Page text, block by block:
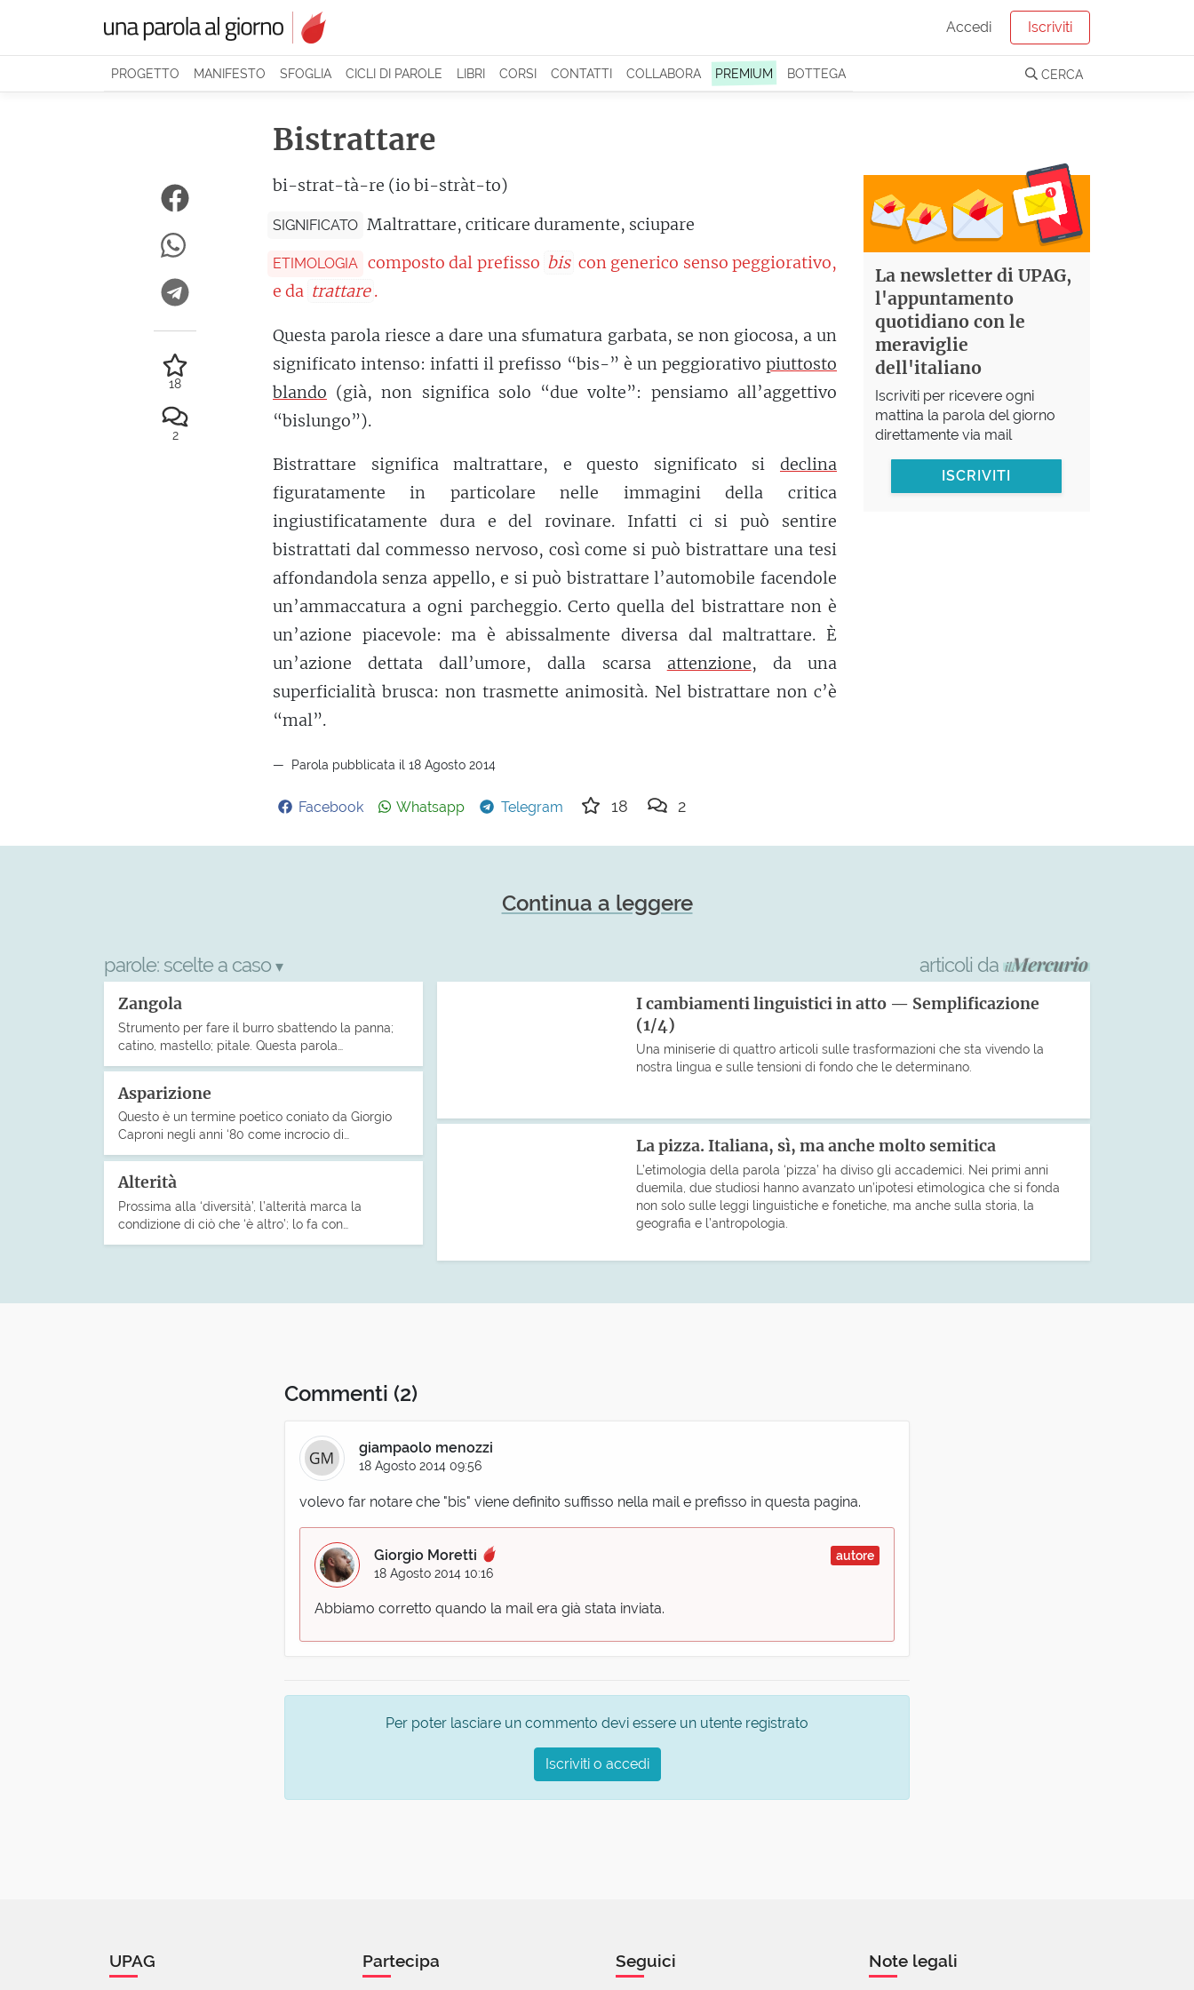
Accedi Iscriviti
PROGETTO MANIFESTO SFOGLIA CICLI DI PAROLE LIBRI CORSI CONTATTI COLLABORA PREMIUM BOTTEGA CERCA
Bistrattare
bi-strat-tà-re (io bi-stràt-to)
SIGNIFICATO Maltrattare, criticare duramente, sciupare
ETIMOLOGIA composto dal prefisso bis con generico senso peggiorativo,
e da trattare .
Questa parola riesce a dare una sfumatura garbata, se non giocosa, a un
significato intenso: infatti il prefisso “bis-” è un peggiorativo piuttosto
blando (già, non significa solo “due volte”: pensiamo all’aggettivo
“bislungo”).
Bistrattare significa maltrattare, e questo significato si declina
figuratamente in particolare nelle immagini della critica
ingiustificatamente dura e del rovinare. Infatti ci si può sentire
bistrattati dal commesso nervoso, così come si può bistrattare una tesi
affondandola senza appello, e si può bistrattare l’automobile facendole
un’ammaccatura a ogni parcheggio. Certo quella del bistrattare non è
un’azione piacevole: ma è abissalmente diversa dal maltrattare. È
un’azione dettata dall’umore, dalla scarsa attenzione, da una
superficialità brusca: non trasmette animosità. Nel bistrattare non c’è
“mal”.
Parola pubblicata il 18 Agosto 2014
Facebook Whatsapp Telegram 18 2
18
2
La newsletter di UPAG,
l'appuntamento
quotidiano con le
meraviglie
dell'italiano
Iscriviti per ricevere ogni
mattina la parola del giorno
direttamente via mail
ISCRIVITI
Continua a leggere
parole: scelte a caso ▾
Zangola
Strumento per fare il burro sbattendo la panna;
catino, mastello; pitale. Questa parola…
Asparizione
Questo è un termine poetico coniato da Giorgio
Caproni negli anni ‘80 come incrocio di…
Alterità
Prossima alla ‘diversità’, l’alterità marca la
condizione di ciò che ‘è altro’; lo fa con…
articoli da
I cambiamenti linguistici in atto — Semplificazione
(1/4)
Una miniserie di quattro articoli sulle trasformazioni che sta vivendo la
nostra lingua e sulle tensioni di fondo che le determinano.
La pizza. Italiana, sì, ma anche molto semitica
L’etimologia della parola ‘pizza’ ha diviso gli accademici. Nei primi anni
duemila, due studiosi hanno avanzato un’ipotesi etimologica che si fonda
non solo sulle leggi linguistiche e fonetiche, ma anche sulla storia, la
geografia e l’antropologia.
Commenti (2)
giampaolo menozzi
18 Agosto 2014 09:56
volevo far notare che "bis" viene definito suffisso nella mail e prefisso in questa pagina.
Giorgio Moretti
autore
18 Agosto 2014 10:16
Abbiamo corretto quando la mail era già stata inviata.
Per poter lasciare un commento devi essere un utente registrato
Iscriviti o accedi
UPAG Partecipa Seguici Note legali